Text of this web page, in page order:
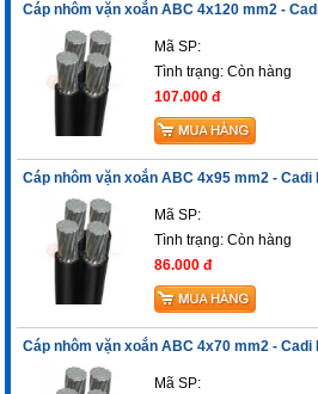
Cáp nhôm vặn xoắn ABC 4x120 mm2 -
Mã SP:
Tình trạng:Còn hàng
107.000 đ
Cáp nhôm vặn xoắn ABC 4x95 mm2 - Cadi
Mã SP:
Tình trạng:Còn hàng
86.000 đ
Cáp nhôm vặn xoắn ABC 4x70 mm2 - Cadi
Mã SP: